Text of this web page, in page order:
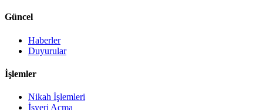
Güncel
Haberler
Duyurular
İşlemler
Nikah İşlemleri
İşyeri Açma